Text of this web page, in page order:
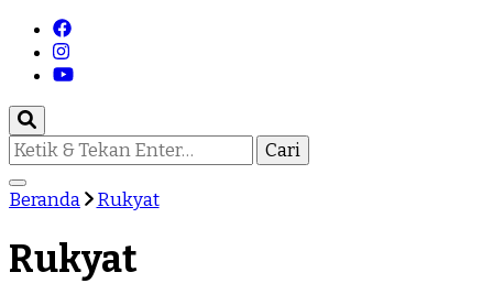
Mencari
Sesuatu?
Beranda
Rukyat
Rukyat